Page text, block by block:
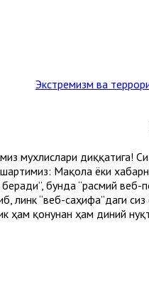
Экстремизм ва
мухлислари диққатига!
Мақола ёки
бунда “расмий веб-
линк “веб-саҳифа”даги
ҳам қонунан ҳам диний